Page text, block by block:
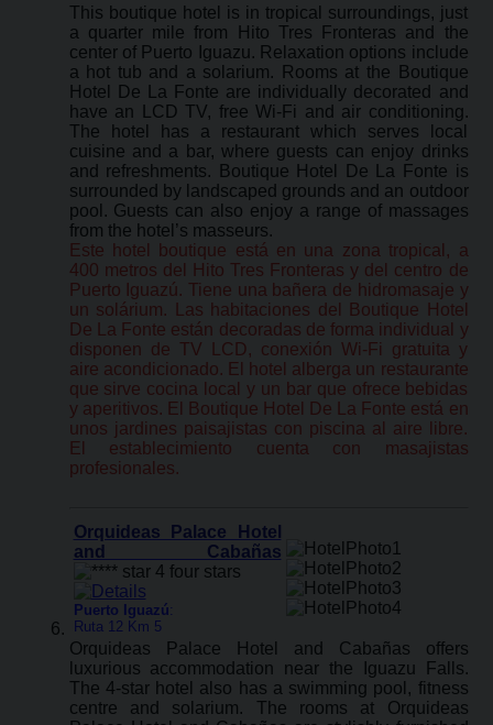
This boutique hotel is in tropical surroundings, just
a quarter mile from Hito Tres Fronteras and the
center of Puerto Iguazu. Relaxation options include
a hot tub and a solarium. Rooms at the Boutique
Hotel De La Fonte are individually decorated and
have an LCD TV, free Wi-Fi and air conditioning.
The hotel has a restaurant which serves local
cuisine and a bar, where guests can enjoy drinks
and refreshments. Boutique Hotel De La Fonte is
surrounded by landscaped grounds and an outdoor
pool. Guests can also enjoy a range of massages
from the hotel’s masseurs.
Este hotel boutique está en una zona tropical, a
400 metros del Hito Tres Fronteras y del centro de
Puerto Iguazú. Tiene una bañera de hidromasaje y
un solárium. Las habitaciones del Boutique Hotel
De La Fonte están decoradas de forma individual y
disponen de TV LCD, conexión Wi-Fi gratuita y
aire acondicionado. El hotel alberga un restaurante
que sirve cocina local y un bar que ofrece bebidas
y aperitivos. El Boutique Hotel De La Fonte está en
unos jardines paisajistas con piscina al aire libre.
El establecimiento cuenta con masajistas
profesionales.
Orquideas Palace Hotel
and Cabañas
Puerto Iguazú:
Ruta 12 Km 5
Orquideas Palace Hotel and Cabañas offers
luxurious accommodation near the Iguazu Falls.
The 4-star hotel also has a swimming pool, fitness
centre and solarium. The rooms at Orquideas